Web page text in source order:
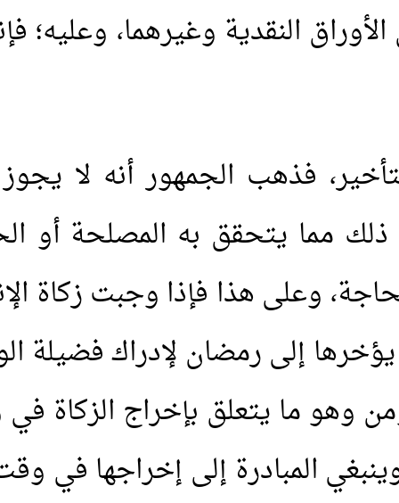
النقدية وغيرهما،
فذهب الجمهور أنه لا
ذلك مما يتحقق به المصلحة أو
للحاجة، وعلى هذا فإذا وجبت
إلى رمضان لإدراك فضيلة
وهو ما يتعلق بإخراج الزكاة
المبادرة إلى إخراجها في